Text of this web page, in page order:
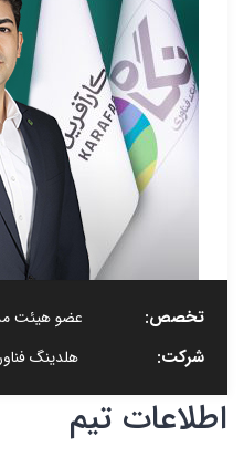
تخصص: عضو هیئت
شرکت: هلدینگ
اطلاعات تیم